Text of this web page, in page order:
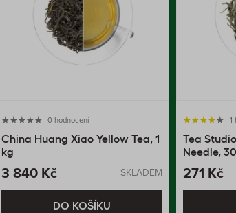
0 hodnocení
China Huang Xiao Yellow Tea, 1
kg
3 840 Kč SKLADEM
DO KOŠÍKU
1
Tea
Needle,
271 Kč